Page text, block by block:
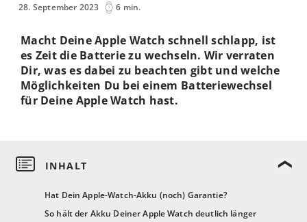
28. September 2023 6 min.
Hat Dein Apple-Watch-Akku (noch) Garantie?
So hält der Akku Deiner Apple Watch deutlich länger
Macht Deine Apple Watch schnell schlapp, ist
es Zeit die Batterie zu wechseln. Wir verraten
Dir, was es dabei zu beachten gibt und welche
Möglichkeiten Du bei einem Batteriewechsel
für Deine Apple Watch hast.